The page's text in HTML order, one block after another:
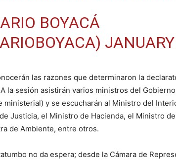
BOYACÁ
las razones que determinaron la
la sesión asistirán varios ministros del
ministerial) y se escucharán al Ministro del
Justicia, el Ministro de Hacienda, el Ministro
de Ambiente, entre otros.
no da espera; desde la Cámara de